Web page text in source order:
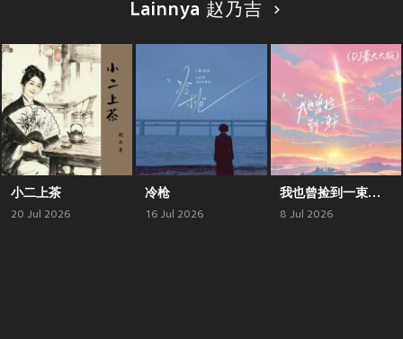
Lainnya 赵乃吉
小二上茶
20 Jul 2026
冷枪
16 Jul 2026
我也曾捡到一束光（DJ豪大大版）
8 Jul 2026